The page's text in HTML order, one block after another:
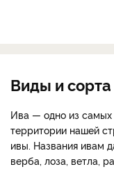
Виды и
Ива — одно из самых
территории нашей
ивы. Названия ивам
верба, лоза, ветла,